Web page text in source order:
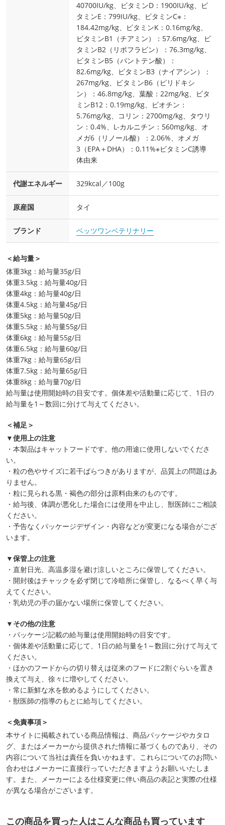
40700IU/kg、ビタミンD：1900IU/kg、ビ
タミンE：799IU/kg、ビタミンC※：
184.42mg/kg、ビタミンK：0.16mg/kg、
ビタミンB1（チアミン）：57.6mg/kg、ビ
タミンB2（リボフラビン）：76.3mg/kg、
ビタミンB5（パントテン酸）：
82.6mg/kg、ビタミンB3（ナイアシン）：
267mg/kg、ビタミンB6（ピリドキシ
ン）：46.8mg/kg、葉酸：22mg/kg、ビタ
ミンB12：0.19mg/kg、ビオチン：
5.76mg/kg、コリン：2700mg/kg、タウリ
ン：0.4%、L‐カルニチン：560mg/kg、オ
メガ6（リノール酸）：2.06%、オメガ
3（EPA＋DHA）：0.11%※ビタミンC誘導
体由来
代謝エネルギー 329kcal／100g
原産国 タイ
ブランド ベッツワンベテリナリー
＜給与量＞
体重3kg：給与量35g/日
体重3.5kg：給与量40g/日
体重4kg：給与量40g/日
体重4.5kg：給与量45g/日
体重5kg：給与量50g/日
体重5.5kg：給与量55g/日
体重6kg：給与量55g/日
体重6.5kg：給与量60g/日
体重7kg：給与量65g/日
体重7.5kg：給与量65g/日
体重8kg：給与量70g/日
給与量は使用開始時の目安です。個体差や活動量に応じて、1日の
給与量を1～数回に分けて与えてください。
＜補足＞
▼使用上の注意
・本製品はキャットフードです。他の用途に使用しないでくださ
い。
・粒の色やサイズに若干ばらつきがありますが、品質上の問題はあ
りません。
・粒に見られる黒・褐色の部分は原料由来のものです。
・給与後、体調が悪化した場合には使用を中止し、獣医師にご相談
ください。
・予告なくパッケージデザイン・内容などが変更になる場合がござ
います。
▼保管上の注意
・直射日光、高温多湿を避け涼しいところに保管してください。
・開封後はチャックを必ず閉じて冷暗所に保管し、なるべく早く与
えてください。
・乳幼児の手の届かない場所に保管してください。
▼その他の注意
・パッケージ記載の給与量は使用開始時の目安です。
・個体差や活動量に応じて、1日の給与量を1～数回に分けて与えて
ください。
・ほかのフードからの切り替えは従来のフードに2割ぐらいを置き
換えて与え、徐々に増やしてください。
・常に新鮮な水を飲めるようにしてください。
・獣医師の指導のもとに給与してください。
＜免責事項＞
本サイトに掲載されている商品情報は、商品パッケージやカタロ
グ、またはメーカーから提供された情報に基づくものであり、その
内容について当社は責任を負いかねます。これらについてのお問い
合わせはメーカーに直接行っていただきますようお願いいたしま
す。また、メーカーによる仕様変更に伴い商品の表記と実際の仕様
が異なる場合がございます。
この商品を買った人はこんな商品も買っています